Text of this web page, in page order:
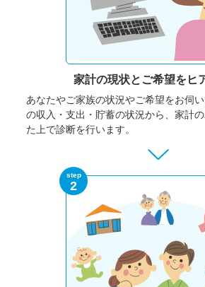
家計の現状と ご希望をヒ
あなたやご家族の状況やご希望をお伺い
の収入・支出・貯蓄の状況から、家計
た上で診断を行います。
step
2